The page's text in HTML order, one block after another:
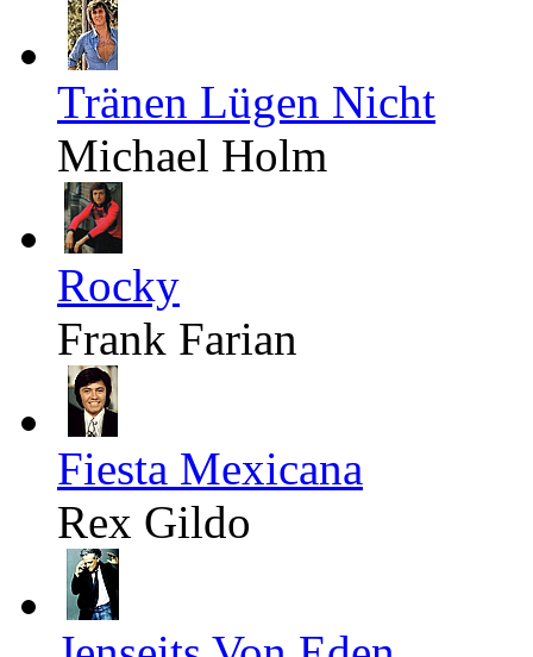
Tränen Lügen Nicht
Michael Holm
Rocky
Frank Farian
Fiesta Mexicana
Rex Gildo